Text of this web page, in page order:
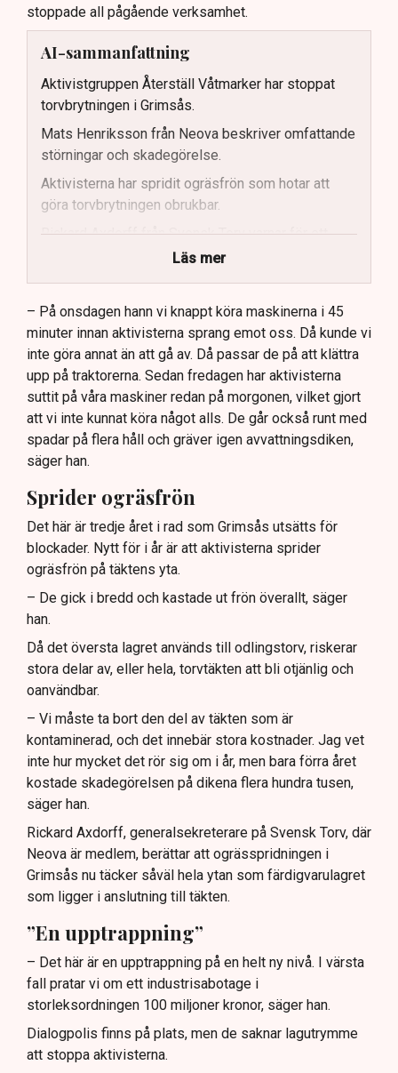
stoppade all pågående verksamhet.
AI-sammanfattning
Aktivistgruppen Återställ Våtmarker har stoppat
torvbrytningen i Grimsås.
Mats Henriksson från Neova beskriver omfattande
störningar och skadegörelse.
Aktivisterna har spridit ogräsfrön som hotar att
göra torvbrytningen obrukbar.
Rickard Axdorff från Svensk Torv varnar för ett
stort ekonomiskt sabotage.
Dialogpolisen på plats står maktlös inför
aktivisternas handlingar.
Frågor kvarstår om finansiering av illegal aktivism.
Läs mer
– På onsdagen hann vi knappt köra maskinerna i 45
minuter innan aktivisterna sprang emot oss. Då kunde vi
inte göra annat än att gå av. Då passar de på att klättra
upp på traktorerna. Sedan fredagen har aktivisterna
suttit på våra maskiner redan på morgonen, vilket gjort
att vi inte kunnat köra något alls. De går också runt med
spadar på flera håll och gräver igen avvattningsdiken,
säger han.
Sprider ogräsfrön
Det här är tredje året i rad som Grimsås utsätts för
blockader. Nytt för i år är att aktivisterna sprider
ogräsfrön på täktens yta.
– De gick i bredd och kastade ut frön överallt, säger
han.
Då det översta lagret används till odlingstorv, riskerar
stora delar av, eller hela, torvtäkten att bli otjänlig och
oanvändbar.
– Vi måste ta bort den del av täkten som är
kontaminerad, och det innebär stora kostnader. Jag vet
inte hur mycket det rör sig om i år, men bara förra året
kostade skadegörelsen på dikena flera hundra tusen,
säger han.
Rickard Axdorff, generalsekreterare på Svensk Torv, där
Neova är medlem, berättar att ogrässpridningen i
Grimsås nu täcker såväl hela ytan som färdigvarulagret
som ligger i anslutning till täkten.
”En upptrappning”
– Det här är en upptrappning på en helt ny nivå. I värsta
fall pratar vi om ett industrisabotage i
storleksordningen 100 miljoner kronor, säger han.
Dialogpolis finns på plats, men de saknar lagutrymme
att stoppa aktivisterna.